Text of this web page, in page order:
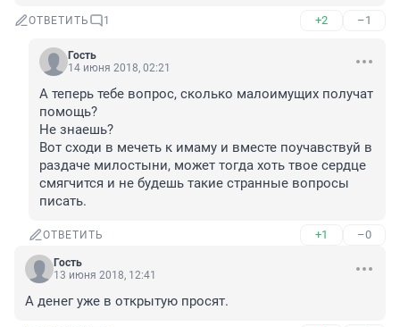
ОТВЕТИТЬ 1 +2 –1
Гость
14 июня 2018, 02:21
А теперь тебе вопрос, сколько малоимущих получат
помощь?
Не знаешь?
Вот сходи в мечеть к имаму и вместе поучавствуй в
раздаче милостыни, может тогда хоть твое сердце
смягчится и не будешь такие странные вопросы
писать.
ОТВЕТИТЬ +1 –0
Гость
13 июня 2018, 12:41
А денег уже в открытую просят.